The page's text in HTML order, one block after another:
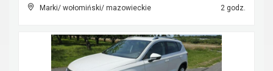
Marki/ wołomiński/ mazowieckie 2 godz.